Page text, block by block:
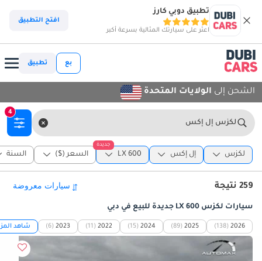
تطبيق دوبي كارز
اعثر على سيارتك المثالية بسرعة أكبر
افتح التطبيق
بع تطبيق
الشحن إلى الولايات المتحدة
لكزس إل إكس
4
لكزس إل إكس
جديدة
LX 600 السعر ($) السنة
259 نتيجة
سيارات لكزس LX 600 جديدة للبيع في دبي
2026
(138)
2025
(89)
2024
(15)
2022
(11)
2023
(6) شاهد